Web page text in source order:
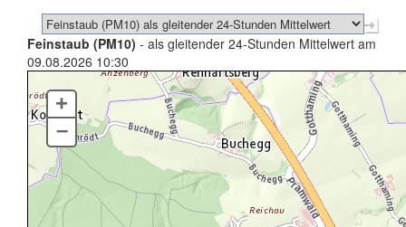
Feinstaub (PM10) - als gleitender 24-Stunden Mittelwert am
09.08.2026 10:30
+
–